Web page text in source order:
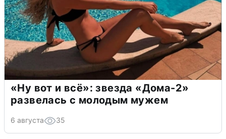
«Ну вот и всё»: звезда «Дома-2»
развелась с молодым мужем
6 августа 35